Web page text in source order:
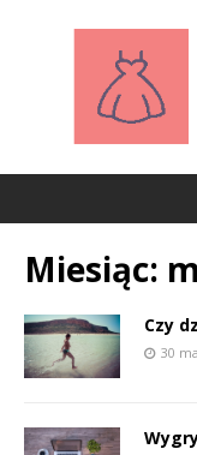
Miesiąc:
Czy
30